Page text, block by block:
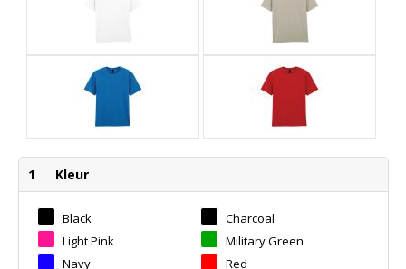
1 Kleur
Black
Charcoal
Light Pink
Military Green
Navy
Red